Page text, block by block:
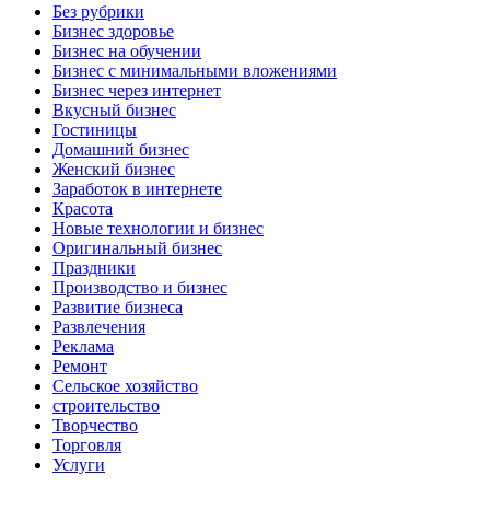
Без рубрики
Бизнес здоровье
Бизнес на обучении
Бизнес с минимальными вложениями
Бизнес через интернет
Вкусный бизнес
Гостиницы
Домашний бизнес
Женский бизнес
Заработок в интернете
Красота
Новые технологии и бизнес
Оригинальный бизнес
Праздники
Производство и бизнес
Развитие бизнеса
Развлечения
Реклама
Ремонт
Сельское хозяйство
строительство
Творчество
Торговля
Услуги